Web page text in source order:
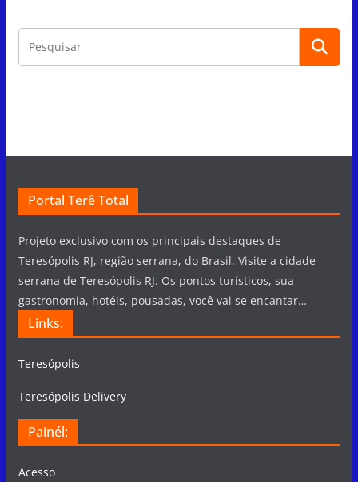
Portal Terê Total
Projeto exclusivo com os principais destaques de
Teresópolis RJ, região serrana, do Brasil. Visite a cidade
serrana de Teresópolis RJ. Os pontos turísticos, sua
gastronomia, hotéis, pousadas, você vai se encantar…
Links:
Teresópolis
Teresópolis Delivery
Painél:
Acesso